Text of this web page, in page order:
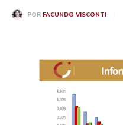
POR FACUNDO VISCONTI